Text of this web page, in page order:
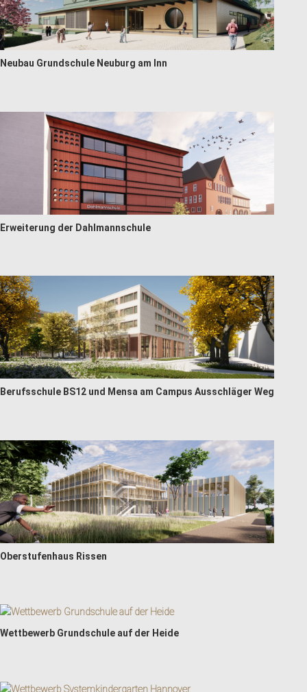
Neubau Grundschule Neuburg am Inn
Erweiterung der Dahlmannschule
Berufsschule BS12 und Mensa am Campus Ausschläger Weg
Oberstufenhaus Rissen
Wettbewerb Grundschule auf der Heide